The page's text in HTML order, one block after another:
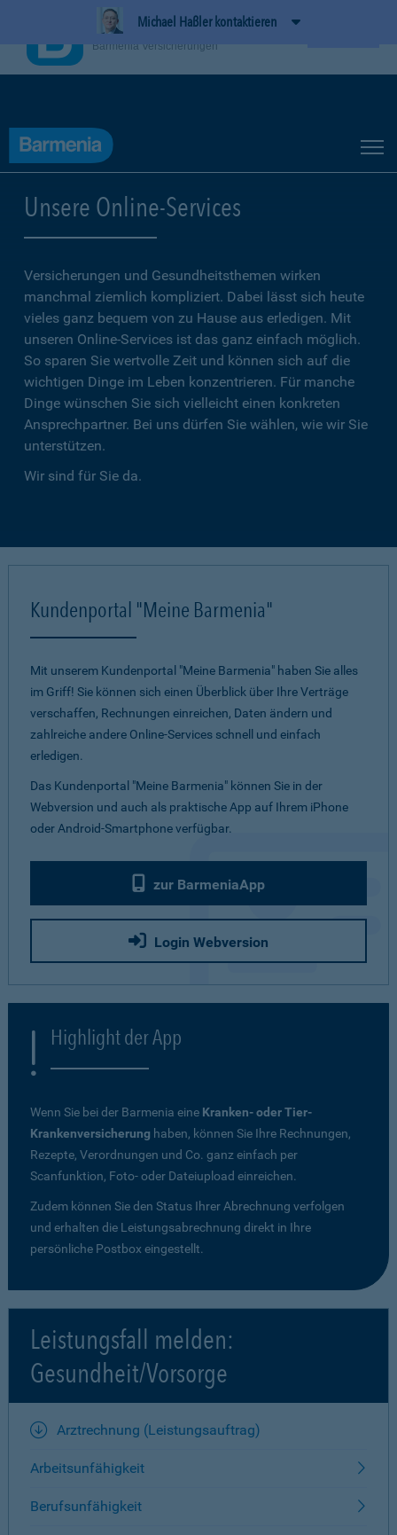
Michael Haßler kontaktieren
Unsere Online-Services
Versicherungen und Gesundheitsthemen wirken
manchmal ziemlich kompliziert. Dabei lässt sich heute
vieles ganz bequem von zu Hause aus erledigen. Mit
unseren Online-Services ist das ganz einfach möglich.
So sparen Sie wertvolle Zeit und können sich auf die
wichtigen Dinge im Leben konzentrieren. Für manche
Dinge wünschen Sie sich vielleicht einen konkreten
Ansprechpartner. Bei uns dürfen Sie wählen, wie wir Sie
unterstützen.
Wir sind für Sie da.
Kundenportal "Meine Barmenia"
Mit unserem Kundenportal "Meine Barmenia" haben Sie alles
im Griff! Sie können sich einen Überblick über Ihre Verträge
verschaffen, Rechnungen einreichen, Daten ändern und
zahlreiche andere Online-Services schnell und einfach
erledigen.
Das Kundenportal "Meine Barmenia" können Sie in der
Webversion und auch als praktische App auf Ihrem iPhone
oder Android-Smartphone verfügbar.
zur BarmeniaApp
Login Webversion
Highlight der App
Wenn Sie bei der Barmenia eine Kranken- oder Tier-
Krankenversicherung haben, können Sie Ihre Rechnungen,
Rezepte, Verordnungen und Co. ganz einfach per
Scanfunktion, Foto- oder Dateiupload einreichen.
Zudem können Sie den Status Ihrer Abrechnung verfolgen
und erhalten die Leistungsabrechnung direkt in Ihre
persönliche Postbox eingestellt.
Leistungsfall melden:
Gesundheit/Vorsorge
Arztrechnung (Leistungsauftrag)
Arbeitsunfähigkeit
Berufsunfähigkeit
BarmeniaApp
Barmenia Versicherungen